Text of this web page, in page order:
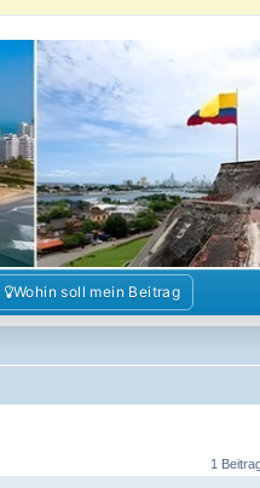
Wohin soll mein Beitrag
1